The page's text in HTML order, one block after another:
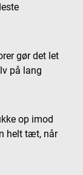
gør det let
på lang
op imod
helt tæt, når